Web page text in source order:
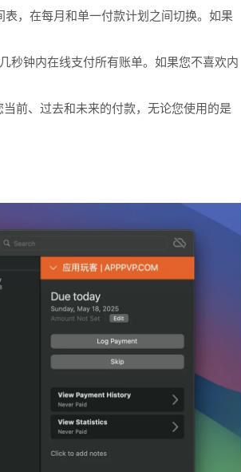
，在每月和单一付款计划之间切换。如果
秒钟内在线支付所有账单。如果您不喜欢内
前、过去和未来的付款，无论您使用的是